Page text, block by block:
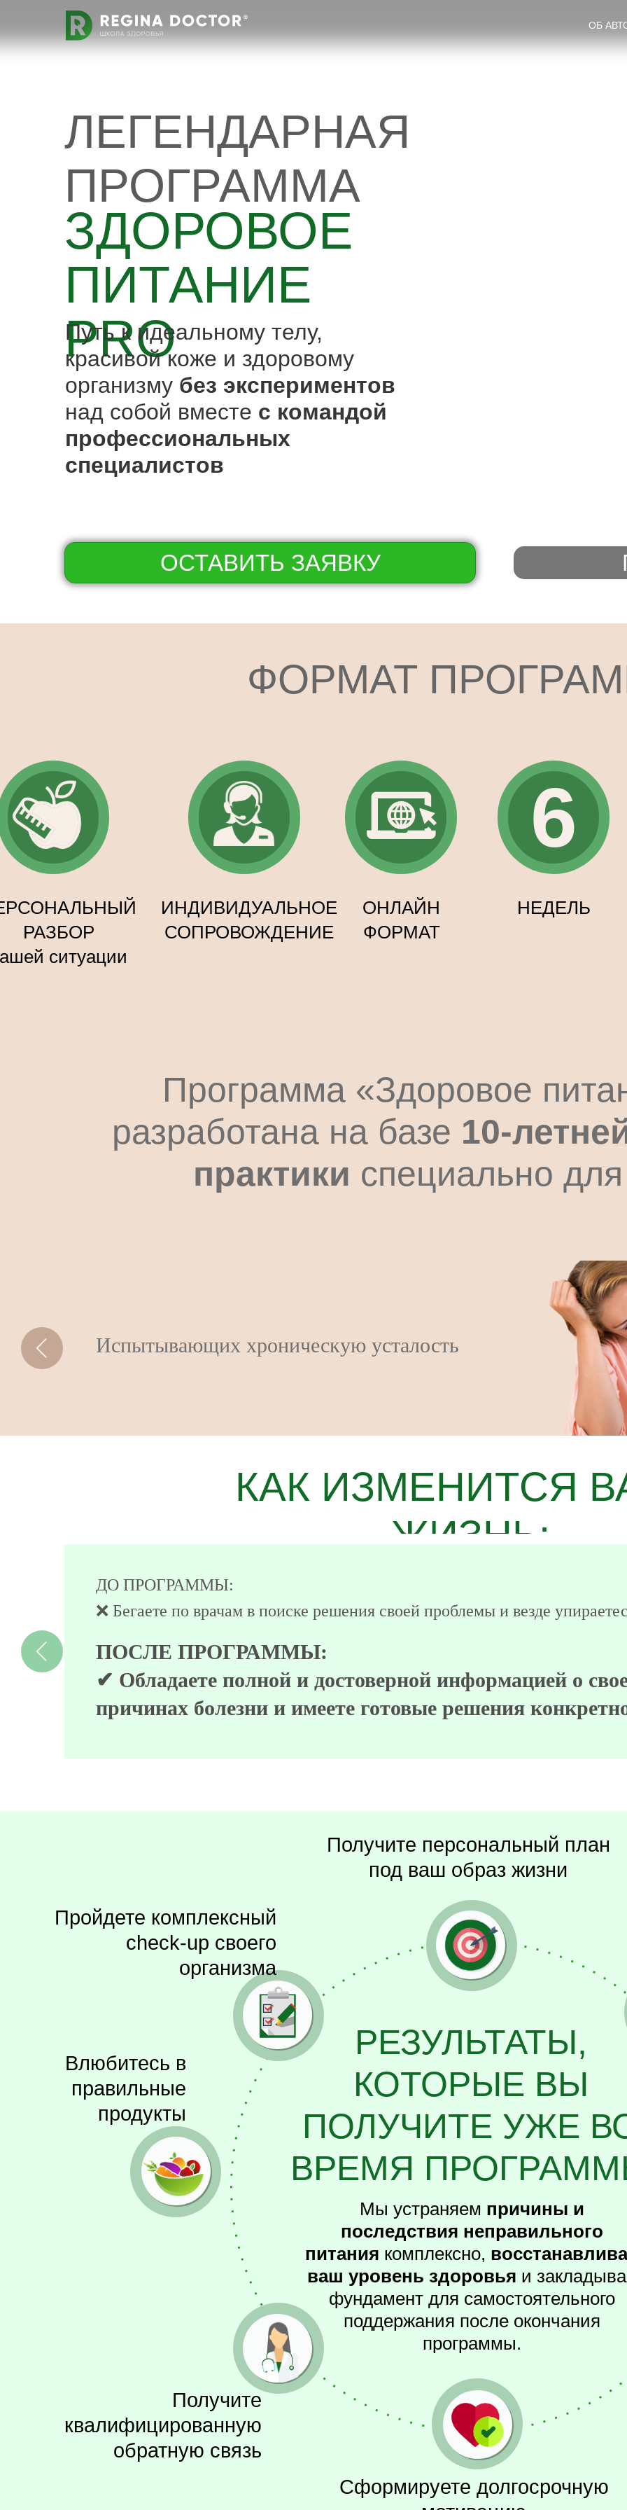
ОБ
ОСТАВИТЬ ЗАЯВКУ
ЛЕГЕНДАРНАЯ
ПРОГРАММА
Как за 6 недель
карьеру мечты и при
ЗДОРОВОЕ
ПИТАНИЕ
PRO
Путь к идеальному телу,
красивой коже и здоровому
организму без экспериментов
над собой вместе с командой
профессиональных
специалистов
ФОРМАТ
6
РАЗБОР
ситуации
ИНДИВИДУАЛЬНОЕ
СОПРОВОЖДЕНИЕ
ОНЛАЙН
ФОРМАТ
*на тарифах «Премиальный» и «VIP»
НЕДЕЛЬ
Программа «Здоровое
разработана на базе 10-
практики специально
Женщин в период беременности и после
родов
КАК ИЗМЕНИТСЯ
ЖИЗНЬ:
ДО ПРОГРАММЫ:
❌ Не хватает времени, чтобы разбираться с проблемами здоровья и
ПОСЛЕ ПРОГРАММЫ:
✔ У вас есть поддержка специалиста, четкий план
за 4 часа приготовить вкусную и полезную еду на 14
РЕЗУЛЬТАТЫ,
КОТОРЫЕ ВЫ
ПОЛУЧИТЕ УЖЕ
ВРЕМЯ
Влюбитесь в
правильные
продукты
Получите
квалифицированную
обратную связь
Пройдете комплексный
check-up своего
организма
Получите персональный план
под ваш образ жизни
Сформируете долгосрочную
Мы устраняем причины и
последствия неправильного
питания комплексно,
ваш уровень здоровья и
фундамент для самостоятельного
поддержания после окончания
программы.